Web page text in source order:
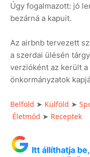
Úgy fogalmazott: jó
bezárná a kapuit.
Az airbnb tervezett
a szerdai ülésén
verzióként az került
önkormányzatok
Belföld ➤ Külföld ➤
Életmód ➤ Receptek
Itt állíthatja